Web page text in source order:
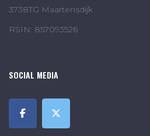
3738TG Maartensdijk
RSIN: 857093526
SOCIAL MEDIA